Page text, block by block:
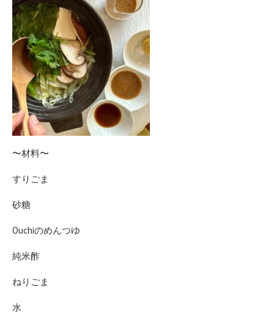
〜材料〜
すりごま
砂糖
Ouchiのめんつゆ
純米酢
ねりごま
水